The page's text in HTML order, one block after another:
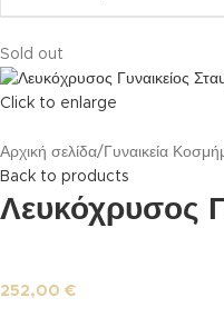
Sold out
Click to enlarge
Αρχική σελίδα Γυναικεία
Back to products
Λευκόχρυσος
252,00 €